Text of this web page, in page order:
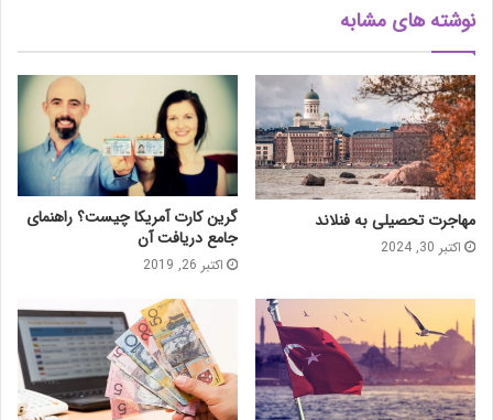
نوشته های مشابه
مهاجرت تحصیلی به فنلاند
اکتبر 30, 2024
گرین کارت آمریکا چیست؟ راهنمای
جامع دریافت آن
اکتبر 26, 2019